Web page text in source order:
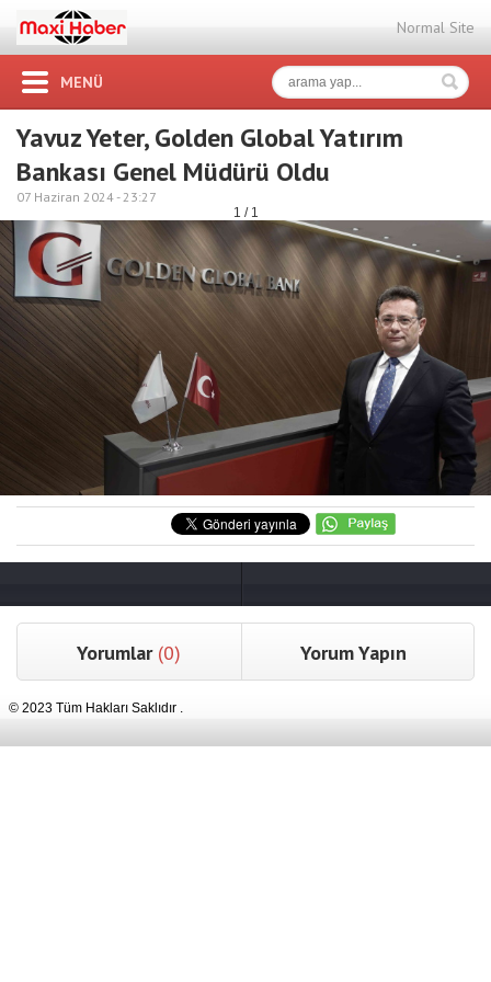
Normal Site
MENÜ
Yavuz Yeter, Golden Global Yatırım
Bankası Genel Müdürü Oldu
07 Haziran 2024 -23:27
1 / 1
Yorumlar (0) Yorum Yapın
© 2023 Tüm Hakları Saklıdır .